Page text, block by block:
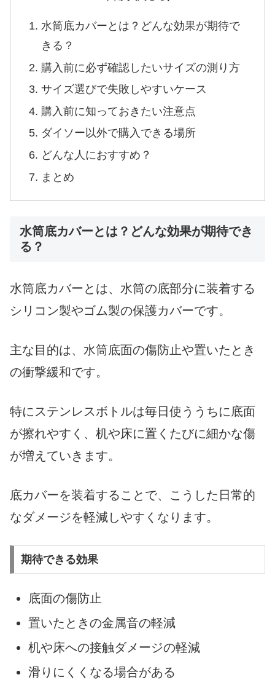
水筒底カバーとは？どんな効果が期待で
きる？
購入前に必ず確認したいサイズの測り方
サイズ選びで失敗しやすいケース
購入前に知っておきたい注意点
ダイソー以外で購入できる場所
どんな人におすすめ？
まとめ
水筒底カバーとは？どんな効果が期待でき
る？
水筒底カバーとは、水筒の底部分に装着する
シリコン製やゴム製の保護カバーです。
主な目的は、水筒底面の傷防止や置いたとき
の衝撃緩和です。
特にステンレスボトルは毎日使ううちに底面
が擦れやすく、机や床に置くたびに細かな傷
が増えていきます。
底カバーを装着することで、こうした日常的
なダメージを軽減しやすくなります。
期待できる効果
底面の傷防止
置いたときの金属音の軽減
机や床への接触ダメージの軽減
滑りにくくなる場合がある